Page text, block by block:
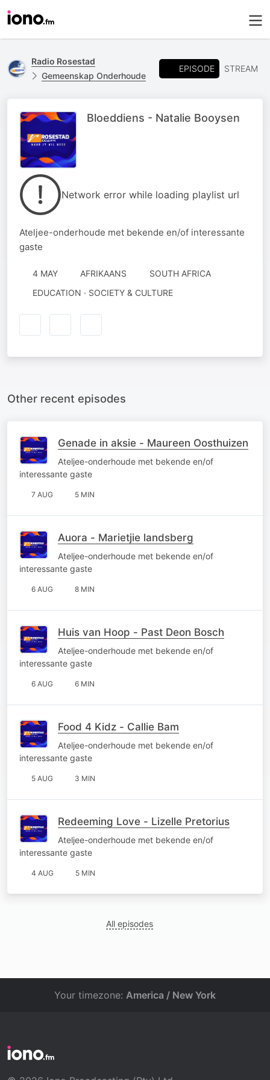
Radio Rosestad
Gemeenskap Onderhoude
EPISODE STREAM
Bloeddiens - Natalie Booysen
Network error while loading playlist url
Ateljee-onderhoude met bekende en/of interessante
gaste
4 MAY AFRIKAANS
SOUTH AFRICA
EDUCATION · SOCIETY & CULTURE
Other recent episodes
Genade in aksie - Maureen Oosthuizen
Ateljee-onderhoude met bekende en/of
interessante gaste
7 AUG 5 MIN
Auora - Marietjie landsberg
Ateljee-onderhoude met bekende en/of
interessante gaste
6 AUG 8 MIN
Huis van Hoop - Past Deon Bosch
Ateljee-onderhoude met bekende en/of
interessante gaste
6 AUG 6 MIN
Food 4 Kidz - Callie Bam
Ateljee-onderhoude met bekende en/of
interessante gaste
5 AUG 3 MIN
Redeeming Love - Lizelle Pretorius
Ateljee-onderhoude met bekende en/of
interessante gaste
4 AUG 5 MIN
All episodes
Your timezone: America / New York